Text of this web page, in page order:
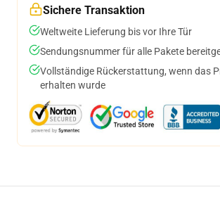
Sichere Transaktion
Weltweite Lieferung bis vor Ihre Tür
Sendungsnummer für alle Pakete
Vollständige Rückerstattung, wenn das
erhalten wurde